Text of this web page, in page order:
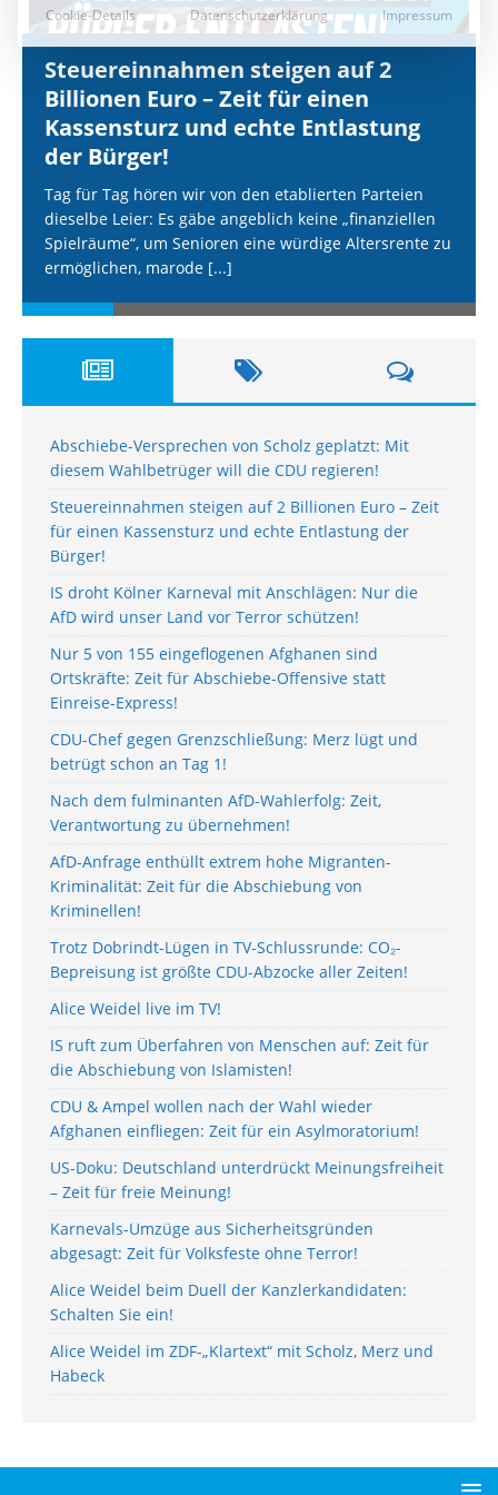
Steuereinnahmen steigen auf 2
Billionen Euro – Zeit für einen
Kassensturz und echte Entlastung
der Bürger!
Tag für Tag hören wir von den etablierten Parteien
dieselbe Leier: Es gäbe angeblich keine „finanziellen
Spielräume“, um Senioren eine würdige Altersrente zu
ermöglichen, marode [...]
Abschiebe-Versprechen von Scholz geplatzt: Mit
diesem Wahlbetrüger will die CDU regieren!
Steuereinnahmen steigen auf 2 Billionen Euro – Zeit
für einen Kassensturz und echte Entlastung der
Bürger!
IS droht Kölner Karneval mit Anschlägen: Nur die
AfD wird unser Land vor Terror schützen!
Nur 5 von 155 eingeflogenen Afghanen sind
Ortskräfte: Zeit für Abschiebe-Offensive statt
Einreise-Express!
CDU-Chef gegen Grenzschließung: Merz lügt und
betrügt schon an Tag 1!
Nach dem fulminanten AfD-Wahlerfolg: Zeit,
Verantwortung zu übernehmen!
AfD-Anfrage enthüllt extrem hohe Migranten-
Kriminalität: Zeit für die Abschiebung von
Kriminellen!
Trotz Dobrindt-Lügen in TV-Schlussrunde: CO₂-
Bepreisung ist größte CDU-Abzocke aller Zeiten!
Alice Weidel live im TV!
IS ruft zum Überfahren von Menschen auf: Zeit für
die Abschiebung von Islamisten!
CDU & Ampel wollen nach der Wahl wieder
Afghanen einfliegen: Zeit für ein Asylmoratorium!
US-Doku: Deutschland unterdrückt Meinungsfreiheit
– Zeit für freie Meinung!
Karnevals-Umzüge aus Sicherheitsgründen
abgesagt: Zeit für Volksfeste ohne Terror!
Alice Weidel beim Duell der Kanzlerkandidaten:
Schalten Sie ein!
Alice Weidel im ZDF-„Klartext“ mit Scholz, Merz und
Habeck